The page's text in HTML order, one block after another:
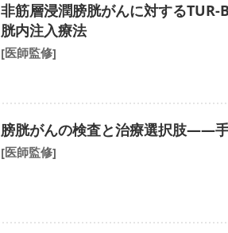
非筋層浸潤膀胱がんに対する
胱内注入療法
[医師監修]
膀胱がんの検査と治療選択肢――
[医師監修]